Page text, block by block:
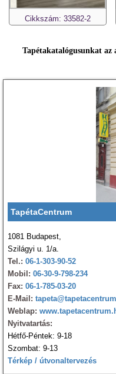
Cikkszám: 33582-2
Tapétakatalógusunkat
TapétaCentrum
1081 Budapest,
Szilágyi u. 1/a.
Tel.: 06-1-303-90-52
Mobil: 06-30-9-798-234
Fax: 06-1-785-03-20
E-Mail:
Weblap:
Nyitvatartás:
Hétfő-Péntek: 9-18
Szombat: 9-13
Térkép / útvonaltervezés